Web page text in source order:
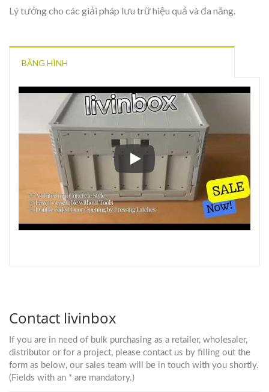
Lý tưởng cho các giải pháp lưu trữ hiệu quả và đa năng.
BĂNG HÌNH
Hộp lưu trữ gập với cửa mở hai